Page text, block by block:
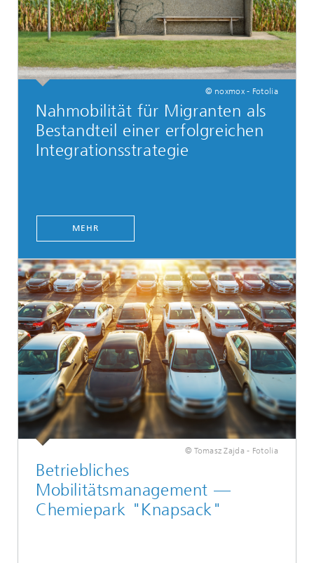
© noxmox - Fotolia
Nahmobilität für Migranten als
Bestandteil einer erfolgreichen
Integrationsstrategie
MEHR
© Tomasz Zajda - Fotolia
Betriebliches
Mobilitätsmanagement —
Chemiepark "Knapsack"